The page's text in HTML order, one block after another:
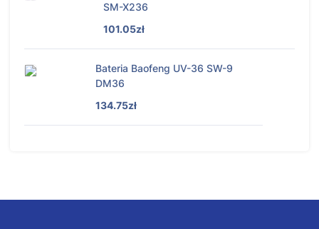
SM-X236
101.05zł
Bateria Baofeng UV-36 SW-9
DM36
134.75zł